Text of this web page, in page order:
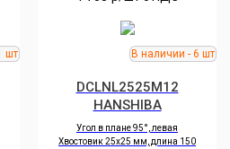
DCLNL2525M12
HANSHIBA
Угол в плане 95°, левая
Хвостовик 25х25 мм, длина 150